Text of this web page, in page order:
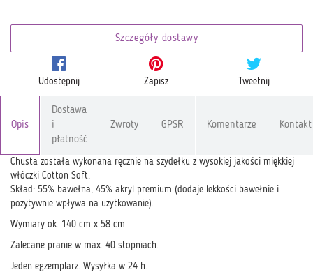
Szczegóły dostawy
Udostępnij Zapisz Tweetnij
Opis
Dostawa
i
płatność
Zwroty GPSR Komentarze Kontakt
Chusta została wykonana ręcznie na szydełku z wysokiej jakości miękkiej
włóczki Cotton Soft.
Skład: 55% bawełna, 45% akryl premium (dodaje lekkości bawełnie i
pozytywnie wpływa na użytkowanie).
Wymiary ok. 140 cm x 58 cm.
Zalecane pranie w max. 40 stopniach.
Jeden egzemplarz. Wysyłka w 24 h.